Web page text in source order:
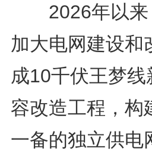
2026年以来
加大电网建设和
成10千伏王梦
容改造工程，构
一备的独立供电